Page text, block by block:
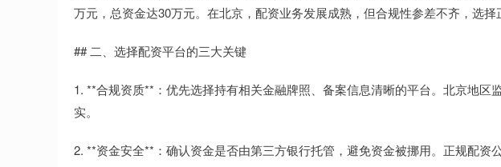
万元，总资金达30万元。在北京，配资业务发展成熟，但合规性参差不齐，选择
## 二、选择配资平台的三大关键
1. **合规资质**：优先选择持有相关金融牌照、备案信息清晰的平台。北京地区
实。
2. **资金安全**：确认资金是否由第三方银行托管，避免资金被挪用。正规配资